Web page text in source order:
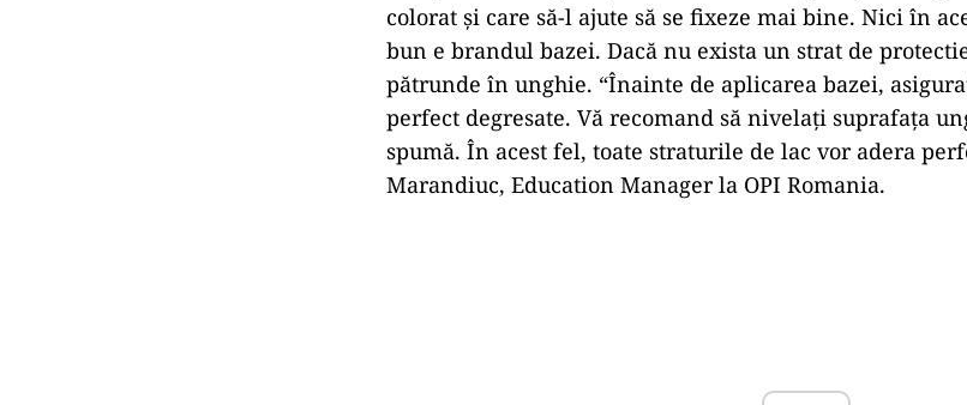
colorat și care să-l ajute să se fixeze mai bine. Nici în
bun e brandul bazei. Dacă nu exista un strat de
pătrunde în unghie. “Înainte de aplicarea bazei,
perfect degresate. Vă recomand să nivelați suprafața
spumă. În acest fel, toate straturile de lac vor adera
Marandiuc, Education Manager la OPI Romania.